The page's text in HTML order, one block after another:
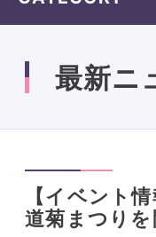
最新ニ
【イベント
道菊まつり